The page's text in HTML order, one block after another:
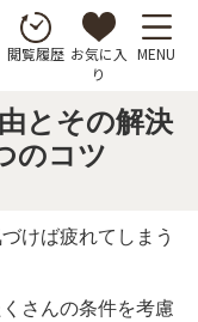
閲覧履歴 お気に入
り
MENU
とその解決
のコツ
けば疲れてしまう
さんの条件を考慮